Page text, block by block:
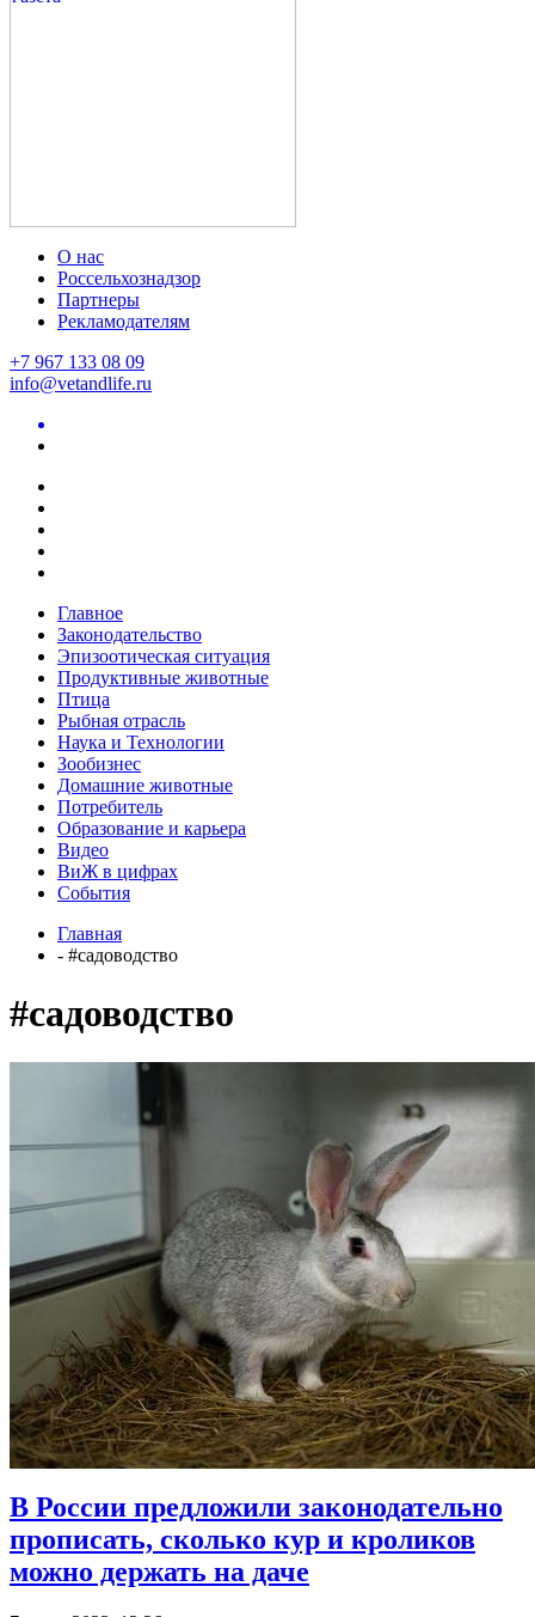
О нас
Россельхознадзор
Партнеры
Рекламодателям
+7 967 133 08 09
info@vetandlife.ru
Главное
Законодательство
Эпизоотическая ситуация
Продуктивные животные
Птица
Рыбная отрасль
Наука и Технологии
Зообизнес
Домашние животные
Потребитель
Образование и карьера
Видео
ВиЖ в цифрах
События
Главная
- #садоводство
#садоводство
В России предложили законодательно
прописать, сколько кур и кроликов
можно держать на даче